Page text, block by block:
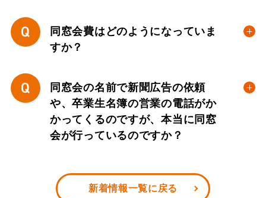
Q
同窓会費はどのようになっていま
すか？
Q
同窓会の名前で新聞広告の依頼
や、卒業生名簿の営業の電話がか
かってくるのですが、本当に同窓
会が行っているのですか？
新着情報一覧に戻る